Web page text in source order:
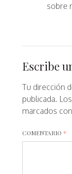
sobre
Escribe
Tu dirección
publicada.
marcados con
COMENTARIO *